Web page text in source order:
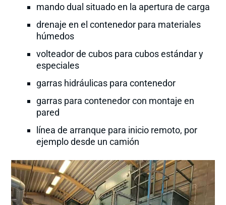
mando dual situado en la apertura de carga
drenaje en el contenedor para materiales
húmedos
volteador de cubos para cubos estándar y
especiales
garras hidráulicas para contenedor
garras para contenedor con montaje en
pared
línea de arranque para inicio remoto, por
ejemplo desde un camión